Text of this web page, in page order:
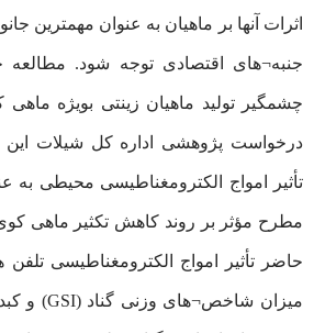
اثرات آنها بر ماهیان به عنوان مهمترین
جنبه¬های اقتصادی توجه شود. مطالعه
چشمگیر تولید ماهیان زینتی بویژه
درخواست پژوهشی اداره کل شیلات این
تأثیر امواج الکترومغناطیسی محیطی به
مطرح مؤثر بر روند کاهش تکثیر ماهی